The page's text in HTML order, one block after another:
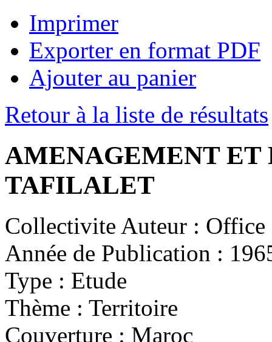
Imprimer
Exporter en format PDF
Ajouter au panier
Retour à la liste de résultats
AMENAGEMENT ET
TAFILALET
Collectivite Auteur : Office
Année de Publication :
Type : Etude
Thème : Territoire
Couverture : Maroc